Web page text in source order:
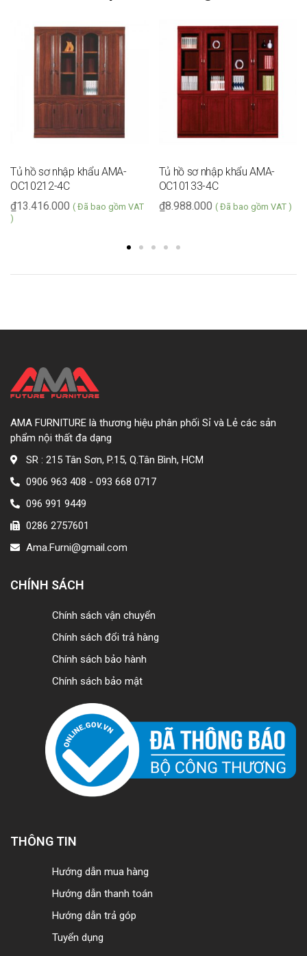
Tủ hồ sơ nhập khẩu AMA-
OC10212-4C
13.416.000
₫
( Đã bao gồm VAT
)
Tủ hồ sơ nhập khẩu AMA-
OC10133-4C
8.988.000
₫ ( Đã bao gồm VAT )
AMA FURNITURE là thương hiệu phân phối Sỉ và Lẻ các sản
phẩm nội thất đa dạng
SR : 215 Tân Sơn, P.15, Q.Tân Bình, HCM
0906 963 408 - 093 668 0717
096 991 9449
0286 2757601
Ama.Furni@gmail.com
CHÍNH SÁCH
Chính sách vận chuyển
Chính sách đổi trả hàng
Chính sách bảo hành
Chính sách bảo mật
THÔNG TIN
Hướng dẫn mua hàng
Hướng dẫn thanh toán
Hướng dẫn trả góp
Tuyển dụng